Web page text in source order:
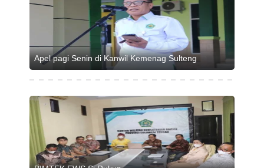
Apel pagi Senin di Kanwil Kemenag Sulteng